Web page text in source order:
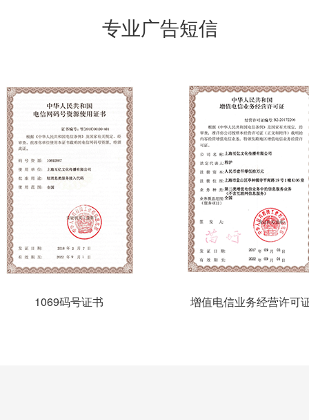
专业广告短信
1069码号证书 增值电信业务经营许可